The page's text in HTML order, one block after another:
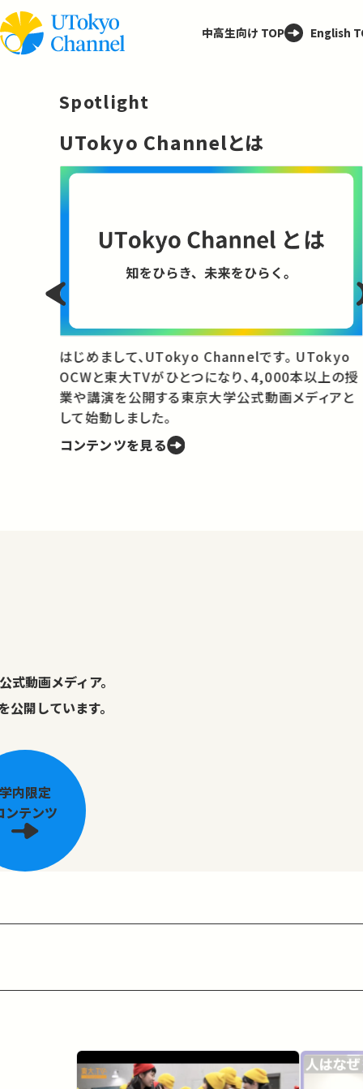
中高生向け TOP English
Spotlight
UTokyo Channelとは
はじめまして、UTokyo Channelです。 UTokyo
OCWと東大TVがひとつになり、4,000本以上の授
業や講演を公開する東京大学公式動画メディアと
して始動しました。
コンテンツを見る
式動画メディア。
開しています。
学内限定
ンテンツ